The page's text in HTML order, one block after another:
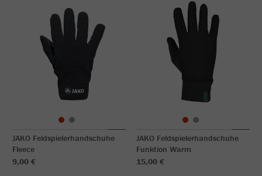
JAKO Feldspielerhandschuhe
Fleece
9,00 €
JAKO Feldspielerhandschuhe
Funktion Warm
15,00 €